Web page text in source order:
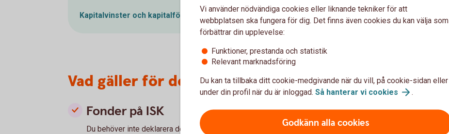
Kapitalvinster och kapitalförluster – fondkonto
Vad gäller för deklarationen?
Fonder på ISK
Du behöver inte deklarera de vinster eller förluster du gör på ditt investeringssparkonto.
Vi använder nödvändiga cookies eller liknande tekniker för att
webbplatsen ska fungera för dig. Det finns även cookies du kan välja som
förbättrar din upplevelse:
Funktioner, prestanda och statistik
Relevant marknadsföring
Du kan ta tillbaka ditt cookie-medgivande när du vill, på cookie-sidan eller
under din profil när du är inloggad. Så hanterar vi cookies .
Godkänn alla cookies